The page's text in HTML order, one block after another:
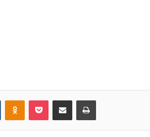
VKontakteOdnoklassniki
Pocket E-Posta ile paylaş Yazdır